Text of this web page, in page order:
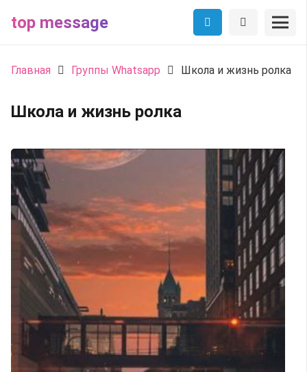
top message
Главная Группы Whatsapp Школа и жизнь ролка
Школа и жизнь ролка